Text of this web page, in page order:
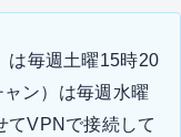
は毎週土曜15時20
ン）は毎週水曜
てVPNで接続して